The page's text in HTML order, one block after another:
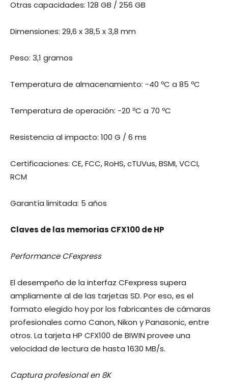
Otras capacidades: 128 GB / 256 GB
Dimensiones: 29,6 x 38,5 x 3,8 mm
Peso: 3,1 gramos
Temperatura de almacenamiento: -40 ºC a 85 ºC
Temperatura de operación: -20 ºC a 70 ºC
Resistencia al impacto: 100 G / 6 ms
Certificaciones: CE, FCC, RoHS, cTUVus, BSMI, VCCI,
RCM
Garantía limitada: 5 años
Claves de las memorias CFX100 de HP
Performance CFexpress
El desempeño de la interfaz CFexpress supera
ampliamente al de las tarjetas SD. Por eso, es el
formato elegido hoy por los fabricantes de cámaras
profesionales como Canon, Nikon y Panasonic, entre
otros. La tarjeta HP CFX100 de BIWIN provee una
velocidad de lectura de hasta 1630 MB/s.
Captura profesional en 8K